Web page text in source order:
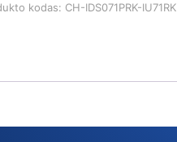
CH-
kodas: CH-IDS071PRK-IU71RK